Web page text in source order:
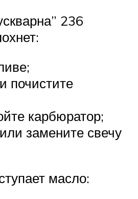
236
почистите
карбюратор;
замените свечу
масло: